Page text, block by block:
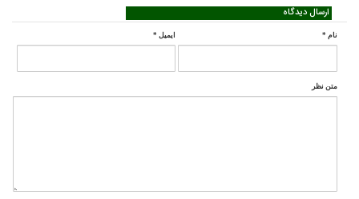
ارسال دیدگاه
نام * ایمیل *
متن نظر